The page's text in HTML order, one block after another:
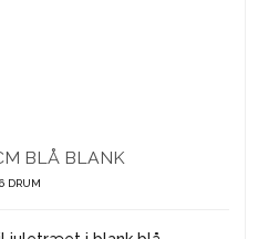
BLÅ BLANK
DRUM